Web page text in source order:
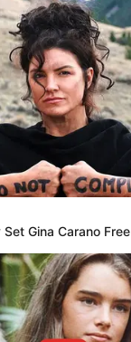
Gina Carano Free